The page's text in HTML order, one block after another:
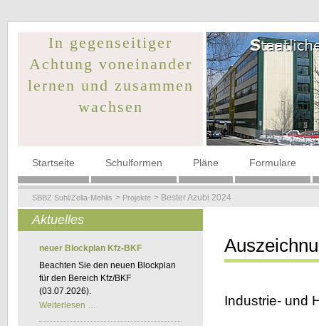
In gegenseitiger
Achtung voneinander
lernen und zusammen
wachsen
Navigation
Startseite Schulformen Pläne Formulare
SBBZ Suhl/Zella-Mehlis Projekte Bester Azubi 2024
Industrie- und
Aktuelles
neuer Blockplan Kfz-BKF
Beachten Sie den neuen Blockplan
für den Bereich Kfz/BKF
(03.07.2026).
Weiterlesen …